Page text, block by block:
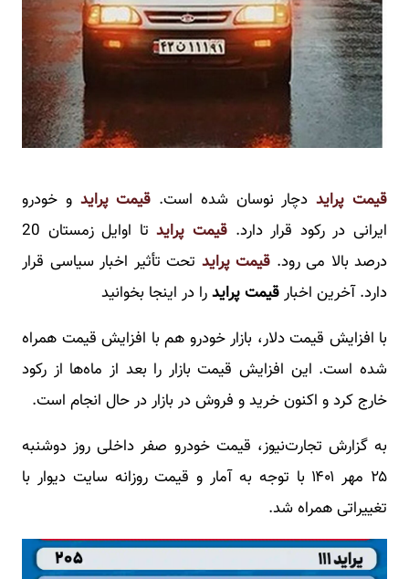
قیمت پراید دچار نوسان شده است. قیمت پراید و خودرو
ایرانی در رکود قرار دارد. قیمت پراید
تا اوایل زمستان 20
درصد بالا می رود. قیمت پراید تحت تأثیر اخبار سیاسی قرار
دارد. آخرین اخبارقیمت پرایدرا در اینجا بخوانید
با افزایش قیمت دلار، بازار خودرو هم با افزایش قیمت همراه
شده است. این افزایش قیمت بازار را بعد از ماه‌ها از رکود
خارج کرد و اکنون خرید و فروش در بازار در حال انجام است.
به گزارش تجارت‌نیوز، قیمت خودرو صفر داخلی روز ‌دوشنبه
۲۵ مهر ۱۴۰۱ با توجه به آمار و قیمت روزانه سایت دیوار با
تغییراتی همراه شد.